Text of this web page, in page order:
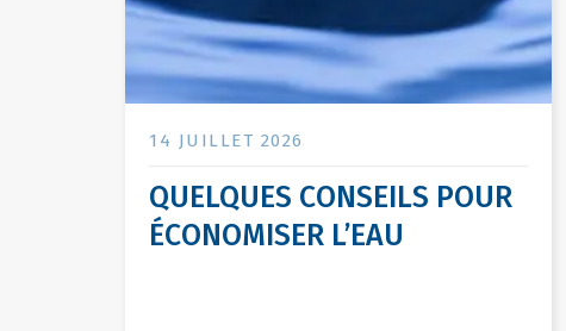
14 JUILLET 2026
QUELQUES CONSEILS POUR
ÉCONOMISER L’EAU